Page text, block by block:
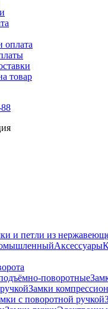
оплата
товар
и петли из
Аксессуары
поворотные
Замки
с поворотной ручкой